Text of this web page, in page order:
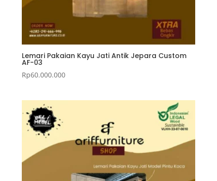
Lemari Pakaian Kayu Jati Antik Jepara Custom
AF-03
Rp60.000.000